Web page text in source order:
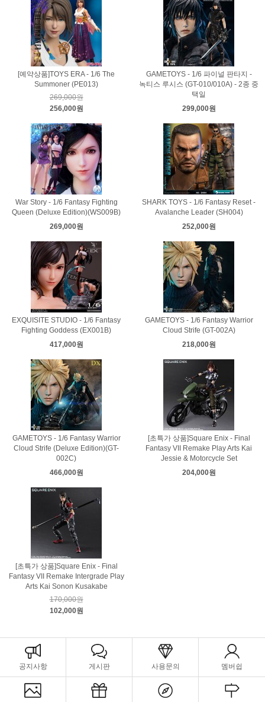
[예약상품]TOYS ERA - 1/6 The
Summoner (PE013)
269,000원
256,000원
GAMETOYS - 1/6 파이널 판타지 -
녹티스 루시스 (GT-010/010A) - 2종 중
택일
299,000원
War Story - 1/6 Fantasy Fighting
Queen (Deluxe Edition)(WS009B)
269,000원
SHARK TOYS - 1/6 Fantasy Reset -
Avalanche Leader (SH004)
252,000원
EXQUISITE STUDIO - 1/6 Fantasy
Fighting Goddess (EX001B)
417,000원
GAMETOYS - 1/6 Fantasy Warrior
Cloud Strife (GT-002A)
218,000원
GAMETOYS - 1/6 Fantasy Warrior
Cloud Strife (Deluxe Edition)(GT-
002C)
466,000원
[초특가 상품]Square Enix - Final
Fantasy VII Remake Play Arts Kai
Jessie & Motorcycle Set
204,000원
[초특가 상품]Square Enix - Final
Fantasy VII Remake Intergrade Play
Arts Kai Sonon Kusakabe
170,000원
102,000원
공지사항 게시판 사용문의 멤버쉽